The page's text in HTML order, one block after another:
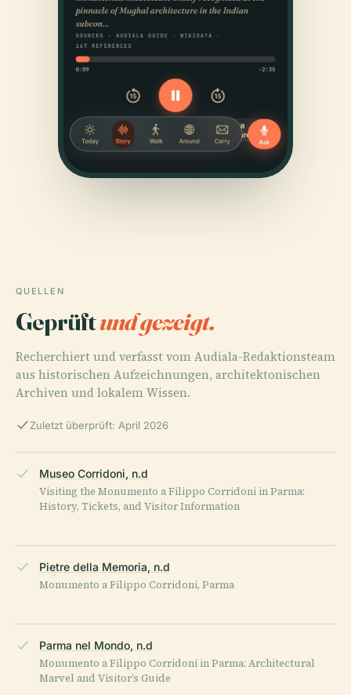
QUELLEN
Geprüftund gezeigt.
Recherchiert und verfasst vom Audiala-Redaktionsteam
aus historischen Aufzeichnungen, architektonischen
Archiven und lokalem Wissen.
Zuletzt überprüft: April 2026
Museo Corridoni, n.d
Visiting the Monumento a Filippo Corridoni in Parma:
History, Tickets, and Visitor Information
Pietre della Memoria, n.d
Monumento a Filippo Corridoni, Parma
Parma nel Mondo, n.d
Monumento a Filippo Corridoni in Parma: Architectural
Marvel and Visitor’s Guide